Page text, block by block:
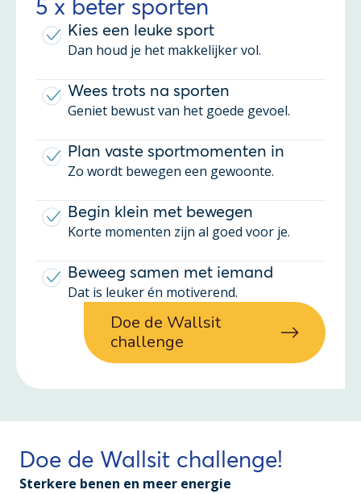
5 x beter sporten
Kies een leuke sport
Dan houd je het makkelijker vol.
Wees trots na sporten
Geniet bewust van het goede gevoel.
Plan vaste sportmomenten in
Zo wordt bewegen een gewoonte.
Begin klein met bewegen
Korte momenten zijn al goed voor je.
Beweeg samen met iemand
Dat is leuker én motiverend.
Doe de Wallsit
challenge
Doe de Wallsit challenge!
Sterkere benen en meer energie